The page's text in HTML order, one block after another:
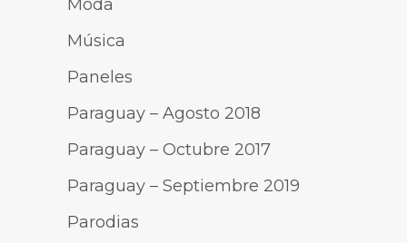
Moda
Música
Paneles
Paraguay – Agosto 2018
Paraguay – Octubre 2017
Paraguay – Septiembre 2019
Parodias